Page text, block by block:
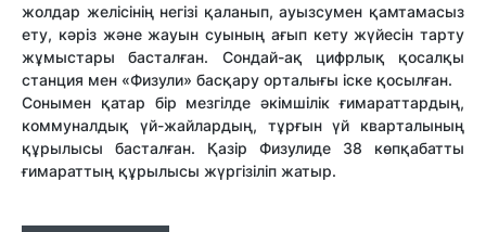
жолдар желісінің негізі қаланып, ауызсумен қамтамасыз
ету, кәріз және жауын суының ағып кету жүйесін тарту
жұмыстары басталған. Сондай-ақ цифрлық қосалқы
станция мен «Физули» басқару орталығы іске қосылған.
Сонымен қатар бір мезгілде әкімшілік ғимараттардың,
коммуналдық үй-жайлардың, тұрғын үй кварталының
құрылысы басталған. Қазір Физулиде 38 көпқабатты
ғимараттың құрылысы жүргізіліп жатыр.